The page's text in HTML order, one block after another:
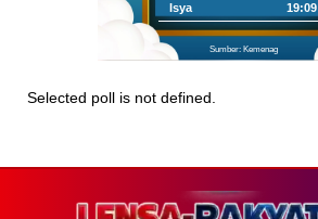
Isya 19:09
Sumber: Kemenag
Selected poll is not defined.